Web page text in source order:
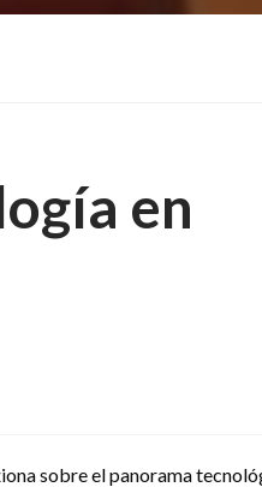
en
sobre el panorama